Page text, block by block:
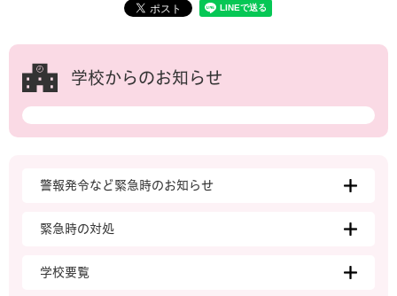
学校からのお知らせ
警報発令など緊急時のお知らせ
緊急時の対処
学校要覧